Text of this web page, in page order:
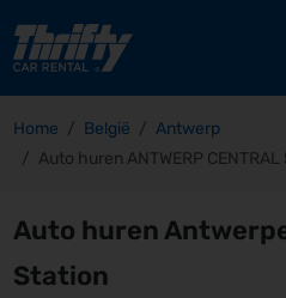
Home België
Antwerp
Auto huren ANTWERP CENTRAL
Auto huren
Station